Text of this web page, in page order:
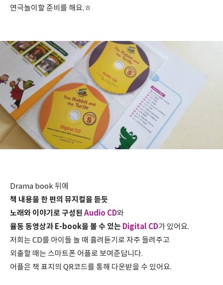
연극놀이할 준비를 해요.ㅎ
Drama book 뒤에
책 내용을 한 편의 뮤지컬을 듣듯
노래와 이야기로 구성된 Audio CD와
율동 동영상과 E-book을 볼 수 있는 Digital CD가 있어요.
저희는 CD를 아이들 놀 때 흘려듣기로 자주 들려주고
외출할 때는 스마트폰 어플로 보여준답니다.
어플은 책 표지의 QR코드를 통해 다운받을 수 있어요.